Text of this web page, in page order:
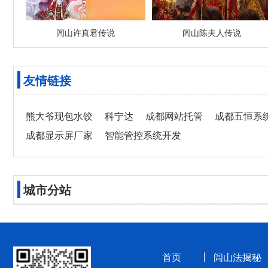
闾山许真君传说 闾山陈夫人传说
友情链接
熊大爷现包水饺 科宁达 成都网站托管
成都五恒系
成都显示屏厂家
智能管控系统开发
城市分站
首页 闾山法揭秘